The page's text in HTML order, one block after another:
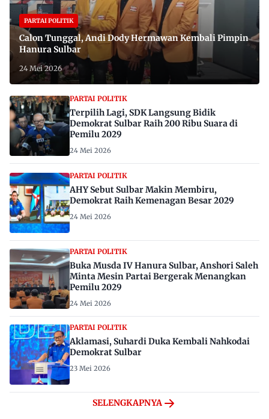
PARTAI POLITIK
Calon Tunggal, Andi Dody Hermawan Kembali Pimpin
Hanura Sulbar
24 Mei 2026
PARTAI POLITIK
Terpilih Lagi, SDK Langsung Bidik
Demokrat Sulbar Raih 200 Ribu Suara di
Pemilu 2029
24 Mei 2026
PARTAI POLITIK
AHY Sebut Sulbar Makin Membiru,
Demokrat Raih Kemenagan Besar 2029
24 Mei 2026
PARTAI POLITIK
Buka Musda IV Hanura Sulbar, Anshori Saleh
Minta Mesin Partai Bergerak Menangkan
Pemilu 2029
24 Mei 2026
PARTAI POLITIK
Aklamasi, Suhardi Duka Kembali Nahkodai
Demokrat Sulbar
23 Mei 2026
SELENGKAPNYA